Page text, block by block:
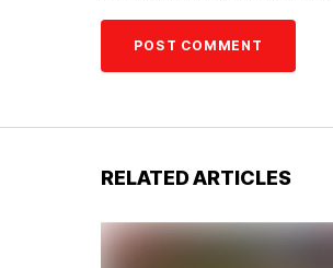
RELATED ARTICLES